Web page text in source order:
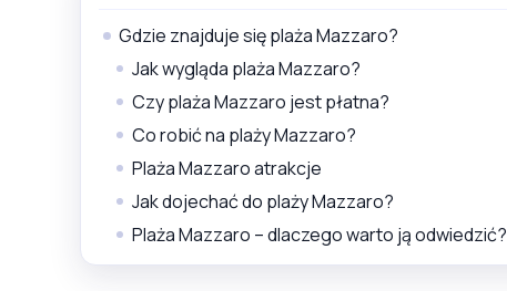
Gdzie znajduje się plaża Mazzaro?
Jak wygląda plaża Mazzaro?
Czy plaża Mazzaro jest płatna?
Co robić na plaży Mazzaro?
Plaża Mazzaro atrakcje
Jak dojechać do plaży Mazzaro?
Plaża Mazzaro – dlaczego warto ją odwiedzić?